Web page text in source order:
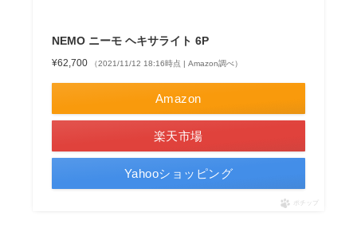
NEMO ニーモ ヘキサライト 6P
¥62,700 （2021/11/12 18:16時点 | Amazon調べ）
Amazon
楽天市場
Yahooショッピング
ポチップ